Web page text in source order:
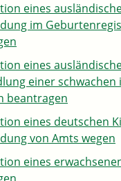
eines
im
eines
einer schwachen
beantragen
eines deutschen
von Amts wegen
eines